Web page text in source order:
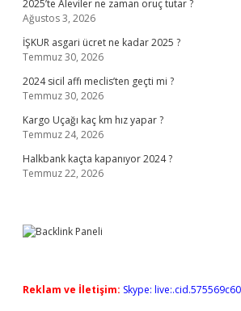
2025’te Aleviler ne zaman oruç tutar ?
Ağustos 3, 2026
İŞKUR asgari ücret ne kadar 2025 ?
Temmuz 30, 2026
2024 sicil affı meclis’ten geçti mi ?
Temmuz 30, 2026
Kargo Uçağı kaç km hız yapar ?
Temmuz 24, 2026
Halkbank kaçta kapanıyor 2024 ?
Temmuz 22, 2026
Reklam ve İletişim: Skype: